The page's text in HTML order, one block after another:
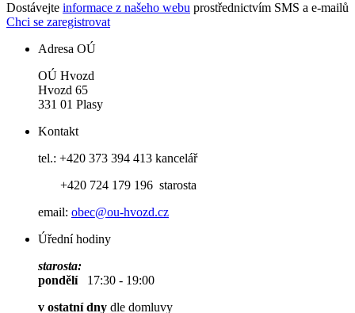
Dostávejte informace z našeho webu prostřednictvím SMS a e-mailů
Chci se zaregistrovat
Adresa OÚ
OÚ Hvozd
Hvozd 65
331 01 Plasy
Kontakt
tel.: +420 373 394 413 kancelář
+420 724 179 196 starosta
email: obec@ou-hvozd.cz
Úřední hodiny
starosta:
pondělí 17:30 - 19:00
v ostatní dny dle domluvy